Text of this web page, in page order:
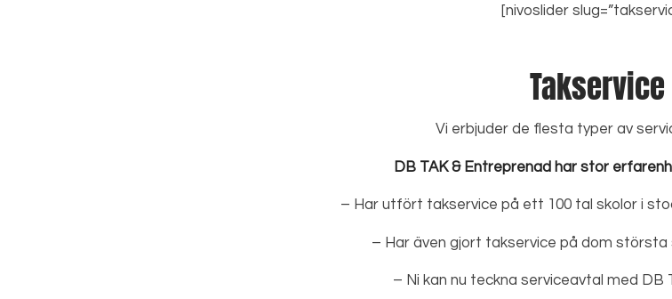
[nivoslider
Takservice
Vi erbjuder de flesta typer av
DB TAK & Entreprenad har stor
– Har utfört takservice på ett 100 tal skolor i
– Har även gjort takservice på dom största
– Ni kan nu teckna serviceavtal med DB